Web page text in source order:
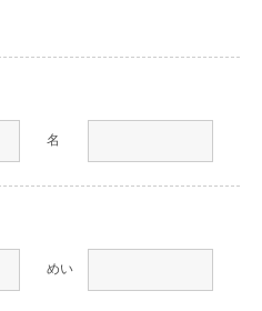
名
めい